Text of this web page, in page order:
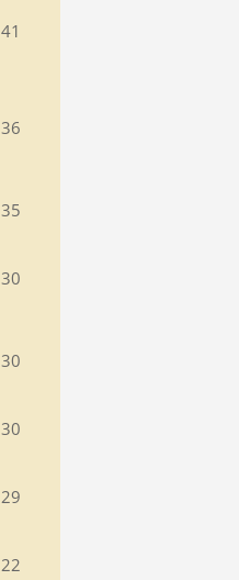
41
36
35
30
30
30
29
22